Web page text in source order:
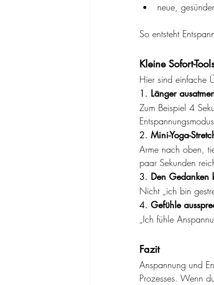
neue,
So entsteht
Kleine Sofort-
Hier sind einfache
1. Länger
Zum Beispiel 4
2. Mini-Yoga-
Arme nach oben,
paar Sekunden
3. Den Gedanken
Nicht „ich bin
4. Gefühle
„Ich fühle
Fazit
Anspannung und
Prozesses. Wenn